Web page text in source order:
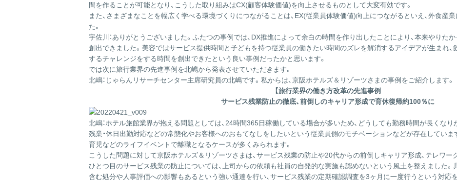
間を作ることが可能となり、こうした取り組みはCX(顧客体験価値)を向上させるものとして大変有効です。
また、さまざまなことを幅広く学べる環境づくりにつながることは、EX(従業員体験価値)向上につながるといえ、外食産
た。
宇佐川：ありがとうございました。ふたつの事例では、DX推進によって余白の時間を作り出したことにより、本来やりた
創出できました。美容ではサービス提供時間と子どもを持つ従業員の働きたい時間のズレを解消するアイデアが生まれ
するチャレンジをする時間を創出できたという良い事例だったかと思います。
では次に旅行業界の先進事例を北嶋から発表させていただきます。
北嶋：じゃらんリサーチセンター主席研究員の北嶋です。私からは、京阪ホテルズ＆リゾーツさまの事例をご紹介します。
【旅行業界の働き方改革の先進事例
サービス残業防止の徹底、前倒しのキャリア形成で育休復帰約100％に
北嶋：ホテル旅館業界が抱える問題としては、24時間365日稼働している場合が多いため、どうしても勤務時間が長くなり
残業・休日出勤対応などの常態化やお客様へのおもてなしをしたいという従業員側のモチベーションなどが存在しています
育児などのライフイベントで離職となるケースが多くみられます。
こうした問題に対して京阪ホテルズ＆リゾーツさまは、サービス残業の防止や20代からの前倒しキャリア形成、テレワー
ひとつ目のサービス残業の防止については、上司からの依頼も社員の自発的な実施も認めないという風土を整えました。
含む処分や人事評価への影響もあるという強い通達を行い、サービス残業の定期確認調査を3ヶ月に一度行うという対応